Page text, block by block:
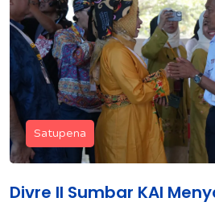
Satupena
Divre II Sumbar KAI